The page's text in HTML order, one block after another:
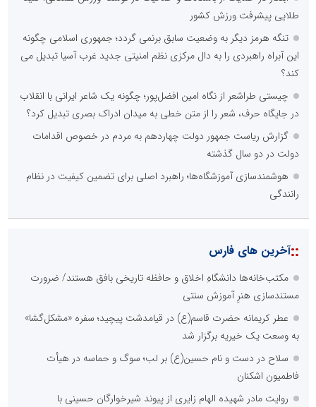
طلایی پیشرفت ورزش کشور
تنگه هرمز دیگر به وضعیت سابق برنمی گردد؛ جمهوری اسلامی چگونه
این آبراه راهبردی را به دال مرکزی نظم امنیتی جدید غرب آسیا تبدیل می
کند؟
چیستی طراشعر از نگاه امین افضل‌پور؛ چگونه یک شاعر ایرانی با انقلاب
در جایگاه حرف، شعر را از متن خطی به میدان ادراک بصری تبدیل کرد؟
گزارش ریاست جمهور دولت چهاردهم به مردم در خصوص اقدامات
دولت در دو سال گذشته
هوشمندسازی آموزشگاه‌ها؛ راهبرد اصلی برای تضمین کیفیت در نظام
رانندگی
::آخرین های فارس
مکتب‌خانه‌ها دانشگاهِ اخلاق و حافظه تاریخی بافق هستند/ ضرورت
مستندسازی هنرِ آموزش سنتی
عطر کریمانه حضرت قاسم(ع) در قیامدشت پیچید؛ سفره «مشکل‌گشا»
به وسعت یک خیریه برگزار شد
سلاح در دست و نام حسین(ع) بر لب؛ سوگ و حماسه در هیأت
فاطمیون اشکنان
روایت مادر شهیده الهام زایری از پیوند شیرخوارگان حسینی با